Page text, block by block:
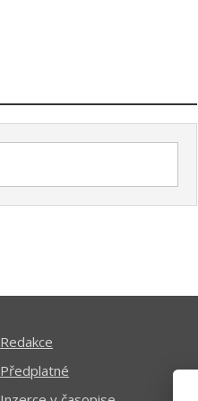
Redakce
Předplatné